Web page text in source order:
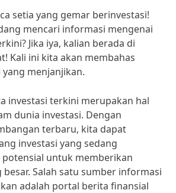
setia yang gemar berinvestasi!
mencari informasi mengenai
Jika iya, kalian berada di
Kali ini kita akan membahas
menjanjikan.
investasi terkini merupakan hal
dunia investasi. Dengan
terbaru, kita dapat
investasi yang sedang
untuk memberikan
Salah satu sumber informasi
adalah portal berita finansial